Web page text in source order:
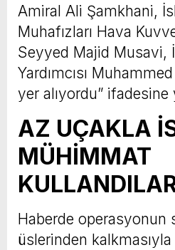
Amiral Ali Şamkhani,
Muhafızları Hava
Seyyed Majid Musavi,
Yardımcısı
yer alıyordu” ifadesine
AZ UÇAKLA
MÜHİMMAT
Haberde operasyonun
üslerinden kalkmasıyla